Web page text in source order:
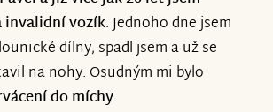
invalidní vozík. Jednoho dne jsem
dílny, spadl jsem a už se
na nohy. Osudným mi bylo
do míchy.